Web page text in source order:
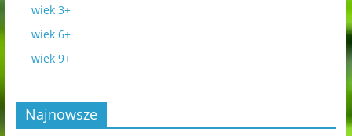
wiek 3+
wiek 6+
wiek 9+
Najnowsze